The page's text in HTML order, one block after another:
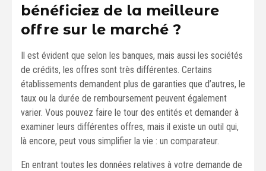
bénéficiez de la meilleure
offre sur le marché ?
Il est évident que selon les banques, mais aussi les sociétés
de crédits, les offres sont très différentes. Certains
établissements demandent plus de garanties que d’autres, le
taux ou la durée de remboursement peuvent également
varier. Vous pouvez faire le tour des entités et demander à
examiner leurs différentes offres, mais il existe un outil qui,
là encore, peut vous simplifier la vie : un comparateur.
En entrant toutes les données relatives à votre demande de